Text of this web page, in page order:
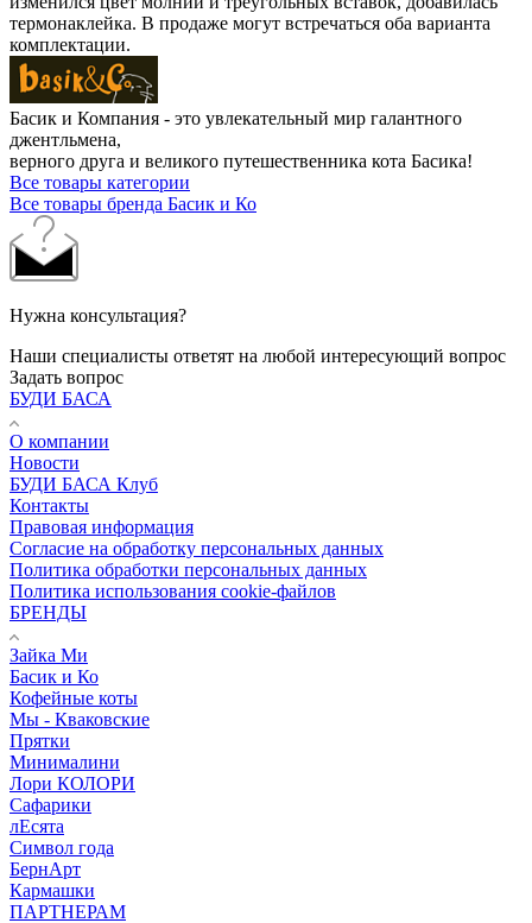
термонаклейка. В продаже могут встречаться оба варианта
комплектации.
Басик и Компания - это увлекательный мир галантного
джентльмена,
верного друга и великого путешественника кота Басика!
Все товары категории
Все товары бренда Басик и Ко
Нужна консультация?
Наши специалисты ответят на любой интересующий вопрос
Задать вопрос
БУДИ БАСА
О компании
Новости
БУДИ БАСА Клуб
Контакты
Правовая информация
Согласие на обработку персональных данных
Политика обработки персональных данных
Политика использования cookie-файлов
БРЕНДЫ
Зайка Ми
Басик и Ко
Кофейные коты
Мы - Кваковские
Прятки
Минималини
Лори КОЛОРИ
Сафарики
лЕсята
Символ года
БернАрт
Кармашки
ПАРТНЕРАМ